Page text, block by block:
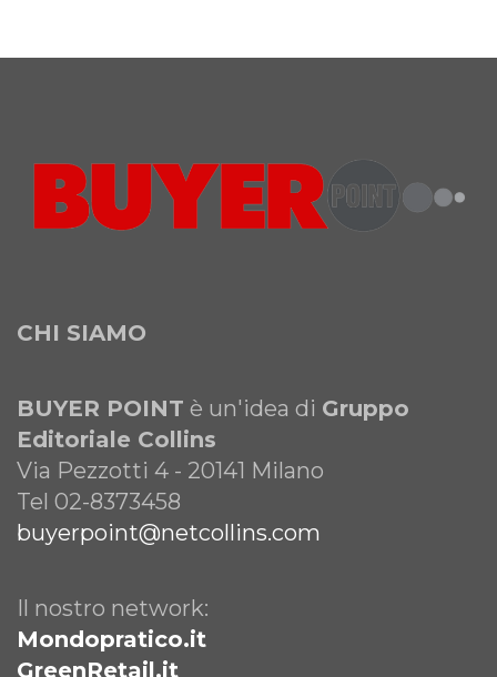
CHI SIAMO
BUYER POINT è un'idea di Gruppo
Editoriale Collins
Via Pezzotti 4 - 20141 Milano
Tel 02-8373458
buyerpoint@netcollins.com
Il nostro network:
Mondopratico.it
GreenRetail.it